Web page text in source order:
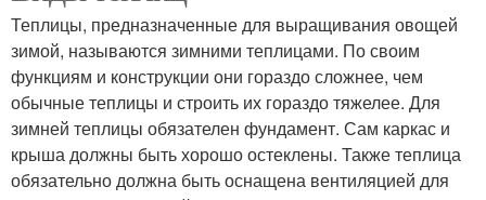
Теплицы, предназначенные для выращивания овощей
зимой, называются зимними теплицами. По своим
функциям и конструкции они гораздо сложнее, чем
обычные теплицы и строить их гораздо тяжелее. Для
зимней теплицы обязателен фундамент. Сам каркас и
крыша должны быть хорошо остеклены. Также теплица
обязательно должна быть оснащена вентиляцией для